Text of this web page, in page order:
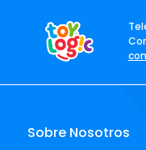
Sobre Nosotros